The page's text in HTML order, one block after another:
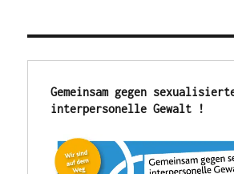
Gemeinsam gegen
interpersonelle Gewalt !